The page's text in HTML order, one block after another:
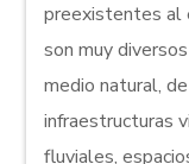
preexistentes al
son muy
medio natural,
infraestructuras
fluviales,